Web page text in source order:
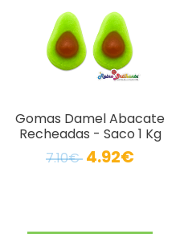
Gomas Damel Abacate
Recheadas - Saco 1 Kg
7.10€ 4.92€